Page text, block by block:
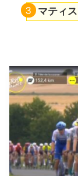
マティ